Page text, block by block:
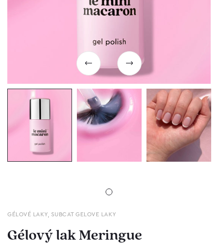
GÉLOVÉ LAKY, SUBCAT GELOVE LAKY
Gélový lak Meringue